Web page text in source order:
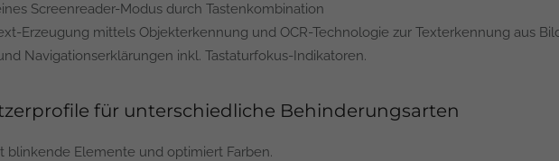
Screenreader-Modus durch Tastenkombination
Erzeugung mittels Objekterkennung und OCR-Technologie zur Texterkennung aus
Navigationserklärungen inkl. Tastaturfokus-Indikatoren.
für unterschiedliche Behinderungsarten
blinkende Elemente und optimiert Farben.